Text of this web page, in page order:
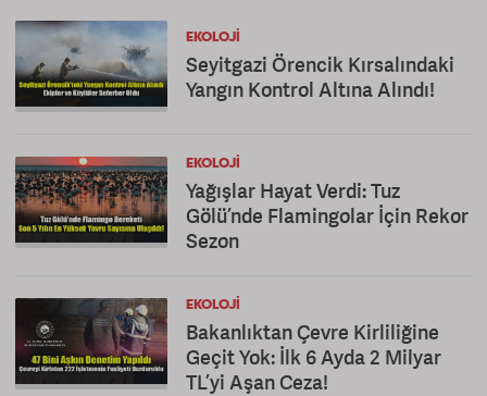
EKOLOJI
Seyitgazi Örencik Kırsalındaki
Yangın Kontrol Altına Alındı!
EKOLOJI
Yağışlar Hayat Verdi: Tuz
Gölü’nde Flamingolar İçin Rekor
Sezon
EKOLOJI
Bakanlıktan Çevre Kirliliğine
Geçit Yok: İlk 6 Ayda 2 Milyar
TL’yi Aşan Ceza!